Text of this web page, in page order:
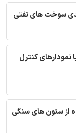
سوخت های نفتی
کنترل
از ستون های سنگی